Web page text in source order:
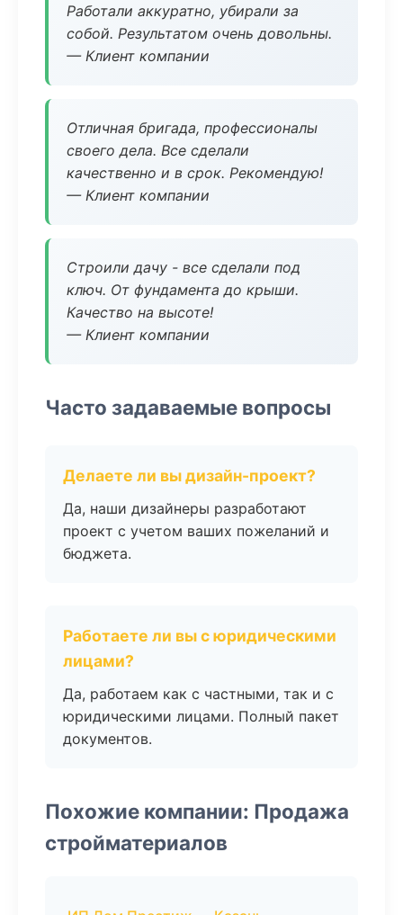
Работали аккуратно, убирали за
собой. Результатом очень довольны.
— Клиент компании
Отличная бригада, профессионалы
своего дела. Все сделали
качественно и в срок. Рекомендую!
— Клиент компании
Строили дачу - все сделали под
ключ. От фундамента до крыши.
Качество на высоте!
— Клиент компании
Часто задаваемые вопросы
Делаете ли вы дизайн-проект?
Да, наши дизайнеры разработают
проект с учетом ваших пожеланий и
бюджета.
Работаете ли вы с юридическими
лицами?
Да, работаем как с частными, так и с
юридическими лицами. Полный пакет
документов.
Похожие компании: Продажа
стройматериалов